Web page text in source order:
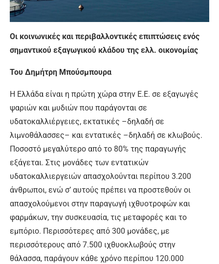
Οι κοινωνικές και περιβαλλοντικές επιπτώσεις ενός
σημαντικού εξαγωγικού κλάδου της ελλ. οικονομίας
Του Δημήτρη Μπούσμπουρα
Η Ελλάδα είναι η πρώτη χώρα στην Ε.Ε. σε εξαγωγές
ψαριών και μυδιών που παράγονται σε
υδατοκαλλιέργειες, εκτατικές –δηλαδή σε
λιμνοθάλασσες– και εντατικές –δηλαδή σε κλωβούς.
Ποσοστό μεγαλύτερο από το 80% της παραγωγής
εξάγεται. Στις μονάδες των εντατικών
υδατοκαλλιεργειών απασχολούνται περίπου 3.200
άνθρωποι, ενώ σ’ αυτούς πρέπει να προστεθούν οι
απασχολούμενοι στην παραγωγή ιχθυοτροφών και
φαρμάκων, την συσκευασία, τις μεταφορές και το
εμπόριο. Περισσότερες από 300 μονάδες, με
περισσότερους από 7.500 ιχθυοκλωβούς στην
θάλασσα, παράγουν κάθε χρόνο περίπου 120.000